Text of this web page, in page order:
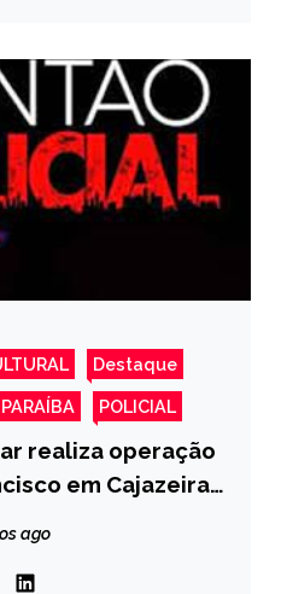
Destaque
PARAÍBA POLICIAL
realiza operação
em Cajazeiras,
ago